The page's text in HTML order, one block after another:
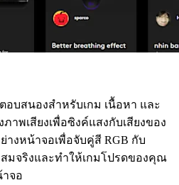
อบสนองสำหรับเกม เนื้อหา และ
าพเสียงเพื่อซิงค์แสงกับเสียงของ
งหน้าจอเพื่อจับคู่สี RGB กับ
มจริงและทำให้เกมโปรดของคุณ
จอ